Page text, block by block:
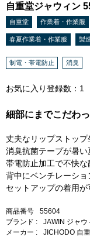
自重堂ジャウィン
自重堂 作業着・作業服
春夏作業着・作業服 製
制電・帯電防止 消臭
お気に入り登録数： 1
細部にまでこだわ
丈夫なリップストップ
消臭抗菌テープが暑
帯電防止加工で不快
背中にベンチレーシ
セットアップの着用
商品番号
55604
ブランド :
JAWIN ジャウ
メーカー :
JICHODO 自